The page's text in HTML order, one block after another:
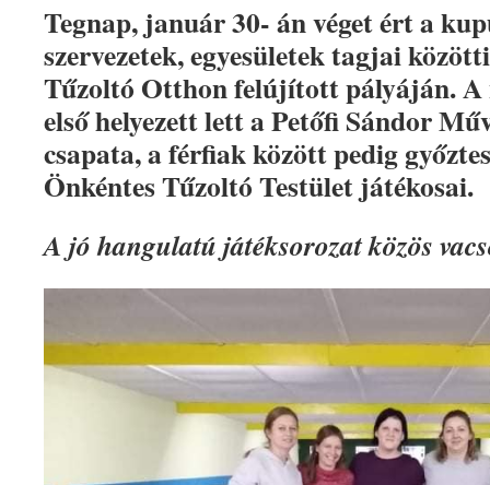
Tegnap, január 30- án véget ért a
szervezetek, egyesületek tagjai
Tűzoltó Otthon felújított pályáján. A
első helyezett lett a Petőfi Sándor
csapata, a férfiak között pedig
Önkéntes Tűzoltó Testület játékosai.
A jó hangulatú játéksorozat közös